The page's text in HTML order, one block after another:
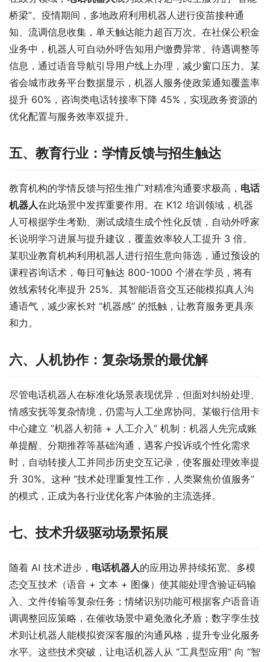
桥梁”。疫情期间，多地政府利用机器人进行疫苗接种通
知、流调信息收集，单天触达能力超百万次。在社保公积金
业务中，机器人可自动外呼告知用户缴费异常、待遇调整等
信息，通过语音导航引导用户线上办理，减少窗口压力。某
省会城市政务平台数据显示，机器人服务使政策通知覆盖率
提升 60%，咨询类电话转接率下降 45%，实现政务资源的
优化配置与服务效率双提升。​
五、教育行业：学情反馈与招生触达​
教育机构的学情反馈与招生推广对精准沟通要求极高， 电话
机器人在此场景中发挥重要作用。在 K12 培训领域，机器
人可根据学生考勤、测试成绩生成个性化反馈，自动外呼家
长说明学习进展与提升建议，覆盖效率较人工提升 3 倍。
某职业教育机构利用机器人进行招生意向筛选，通过预设的
课程咨询话术，每日可触达 800-1000 个潜在学员，将有
效线索转化率提升 25%。其智能语音交互还能模拟真人沟
通语气，减少家长对 “机器感” 的抵触，让教育服务更具亲
和力。​
六、人机协作：复杂场景的最优解​
尽管电话机器人在标准化场景表现优异，但面对纠纷处理、
情感安抚等复杂情境，仍需与人工坐席协同。某银行信用卡
中心建立 “机器人初筛 + 人工介入” 机制：机器人先完成账
单提醒、分期推荐等基础沟通，遇客户投诉或个性化需求
时，自动转接人工并同步历史交互记录，使客服处理效率提
升 30%。这种 “技术处理重复性工作，人类聚焦价值服务”
的模式，正成为各行业优化客户体验的主流选择。​
七、技术升级驱动场景拓展​
随着 AI 技术进步， 电话机器人的应用边界持续拓宽。多模
态交互技术（语音 + 文本 + 图像）使其能处理含验证码输
入、文件传输等复杂任务；情绪识别功能可根据客户语音语
调调整回应策略，在催收场景中避免激化矛盾；数字孪生技
术则让机器人能模拟资深客服的沟通风格，提升专业化服务
水平。这些技术突破，让电话机器人从 “工具型应用” 向 “智